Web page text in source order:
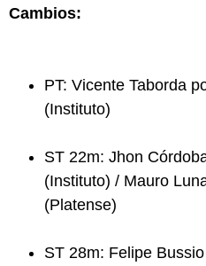
Cambios:
PT: Vicente Taborda
(Instituto)
ST 22m: Jhon
(Instituto) / Mauro
(Platense)
ST 28m: Felipe